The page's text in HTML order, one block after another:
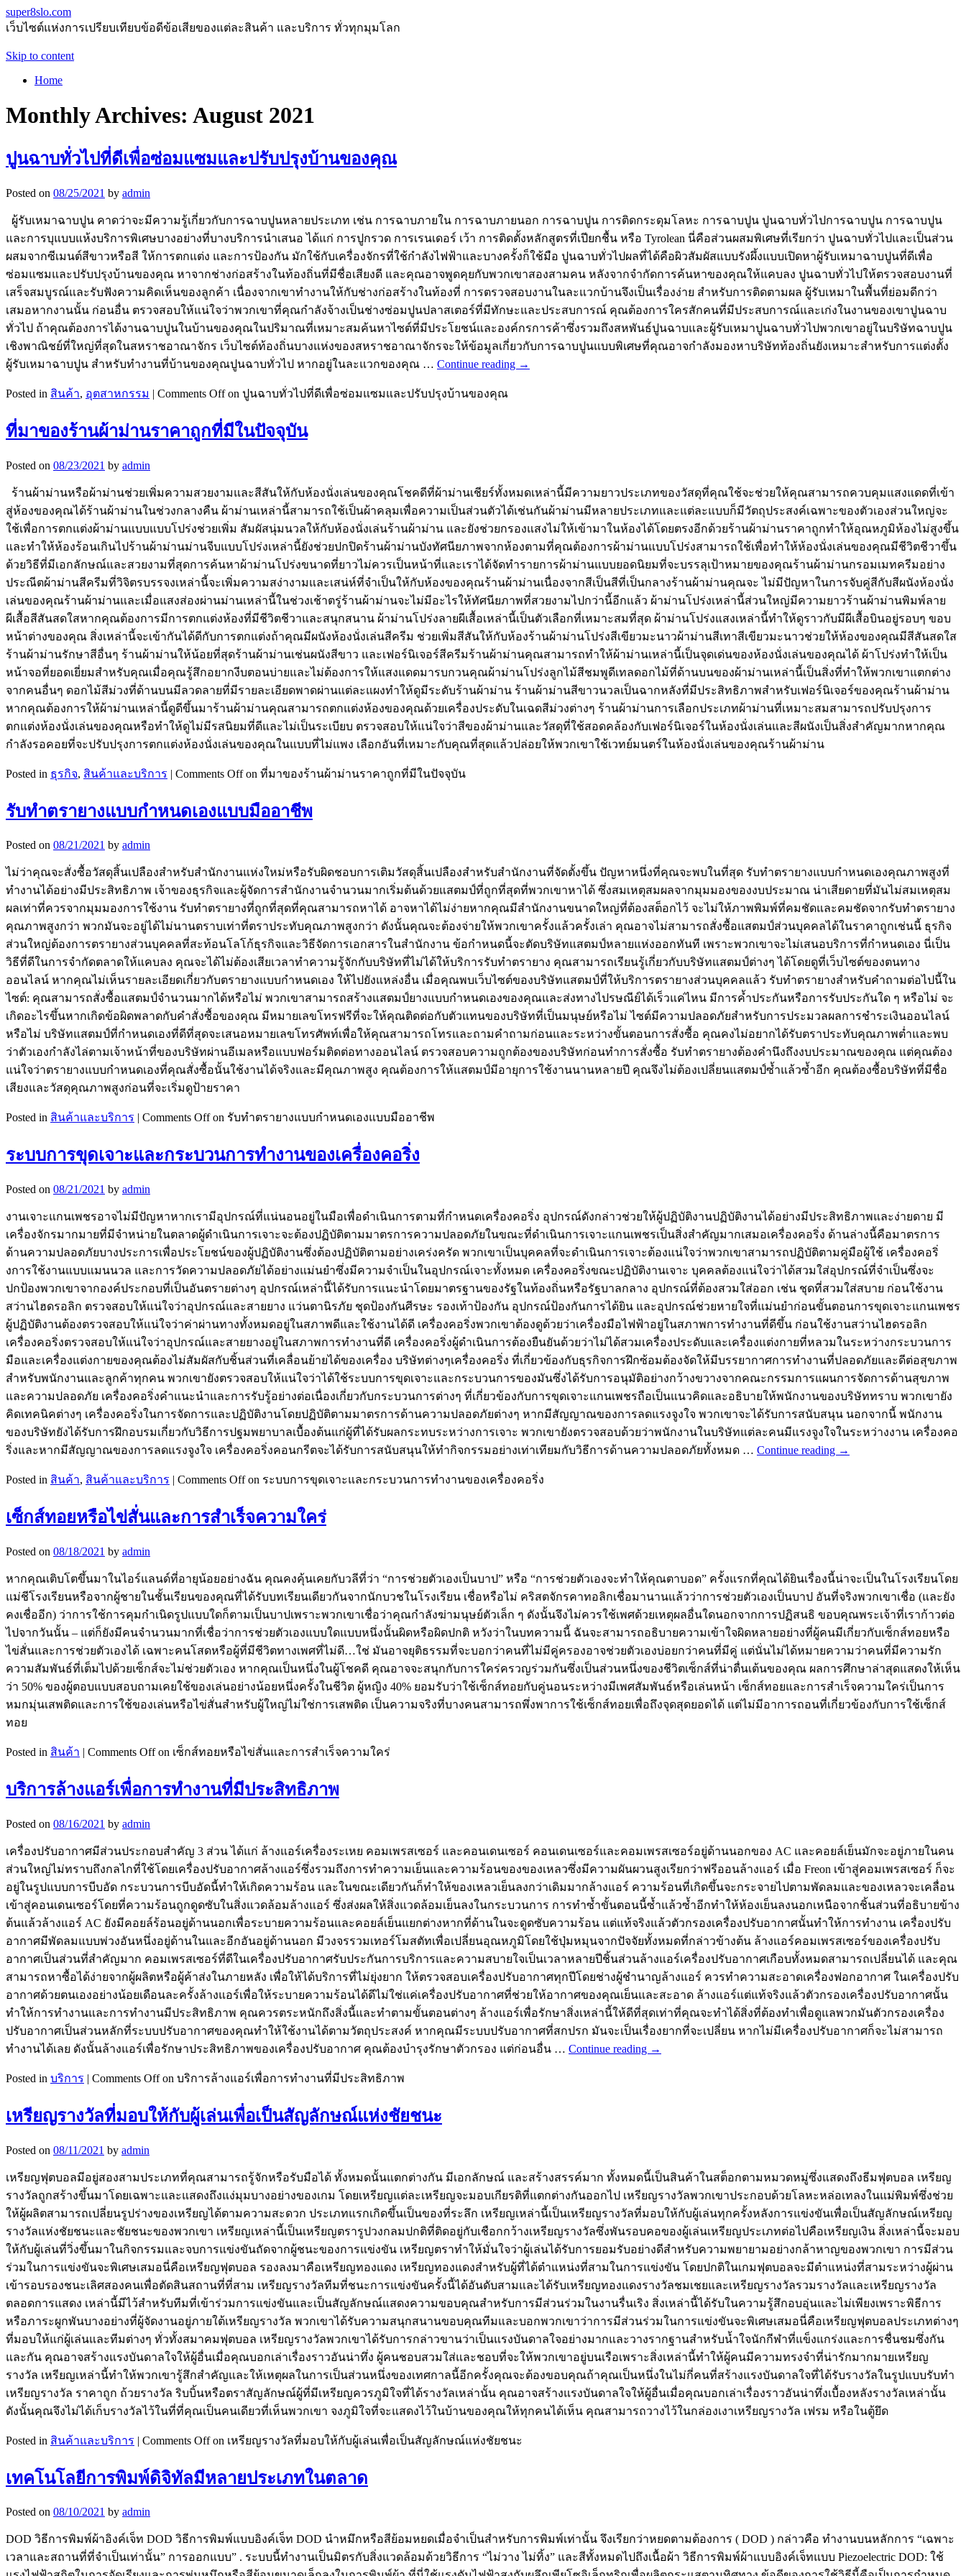
super8slo.com
เว็บไซต์แห่งการเปรียบเทียบข้อดีข้อเสียของแต่ละสินค้า และบริการ ทั่วทุกมุมโลก
Skip to content
Home
Monthly Archives: August 2021
ปูนฉาบทั่วไปที่ดีเพื่อซ่อมแซมและปรับปรุงบ้านของคุณ
Posted on 08/25/2021 by admin
ผู้รับเหมาฉาบปูน คาดว่าจะมีความรู้เกี่ยวกับการฉาบปูนหลายประเภท เช่น การฉาบภายใน การฉาบภายนอก การฉาบปูน การติดกระดุมโลหะ การฉาบปูน ปูนฉาบทั่วไปการฉาบปูน การฉาบปูน
และการบุแบบแห้งบริการพิเศษบางอย่างที่บางบริการนำเสนอ ได้แก่ การปูกรวด การเรนเดอร์ เว้า การติดตั้งหลักสูตรที่เปียกชื้น หรือ Tyrolean นี่คือส่วนผสมพิเศษที่เรียกว่า ปูนฉาบทั่วไปและเป็นส่วน
ผสมจากซีเมนต์สีขาวหรือสี ให้การตกแต่ง และการป้องกัน มักใช้กับเครื่องจักรที่ใช้กำลังไฟฟ้าและบางครั้งก็ใช้มือ ปูนฉาบทั่วไปผลที่ได้คือผิวสัมผัสแบบรังผึ้งแบบเปิดหาผู้รับเหมาฉาบปูนที่ดีเพื่อ
ซ่อมแซมและปรับปรุงบ้านของคุณ หาจากช่างก่อสร้างในท้องถิ่นที่มีชื่อเสียงดี และคุณอาจพูดคุยกับพวกเขาสองสามคน หลังจากจำกัดการค้นหาของคุณให้แคบลง ปูนฉาบทั่วไปให้ตรวจสอบงานที่
เสร็จสมบูรณ์และรับฟังความคิดเห็นของลูกค้า เนื่องจากเขาทำงานให้กับช่างก่อสร้างในท้องที่ การตรวจสอบงานในละแวกบ้านจึงเป็นเรื่องง่าย สำหรับการติดตามผล ผู้รับเหมาในพื้นที่ย่อมดีกว่า
เสมอหากงานนั้น ก่อนอื่น ตรวจสอบให้แน่ใจว่าพวกเขาที่คุณกำลังจ้างเป็นช่างซ่อมปูนปลาสเตอร์ที่มีทักษะและประสบการณ์ คุณต้องการใครสักคนที่มีประสบการณ์และเก่งในงานของเขาปูนฉาบ
ทั่วไป ถ้าคุณต้องการได้งานฉาบปูนในบ้านของคุณในปริมาณที่เหมาะสมค้นหาไซต์ที่มีประโยชน์และองค์กรการค้าซึ่งรวมถึงสหพันธ์ปูนฉาบและผู้รับเหมาปูนฉาบทั่วไปพวกเขาอยู่ในบริษัทฉาบปูน
เชิงพาณิชย์ที่ใหญ่ที่สุดในสหราชอาณาจักร เว็บไซต์ท้องถิ่นบางแห่งของสหราชอาณาจักรจะให้ข้อมูลเกี่ยวกับการฉาบปูนแบบพิเศษที่คุณอาจกำลังมองหาบริษัทท้องถิ่นยังเหมาะสำหรับการแต่งตั้ง
ผู้รับเหมาฉาบปูน สำหรับทำงานที่บ้านของคุณปูนฉาบทั่วไป หากอยู่ในละแวกของคุณ … Continue reading →
Posted in สินค้า, อุตสาหกรรม | Comments Offon ปูนฉาบทั่วไปที่ดีเพื่อซ่อมแซมและปรับปรุงบ้านของคุณ
ที่มาของร้านผ้าม่านราคาถูกที่มีในปัจจุบัน
Posted on 08/23/2021 by admin
ร้านผ้าม่านหรือผ้าม่านช่วยเพิ่มความสวยงามและสีสันให้กับห้องนั่งเล่นของคุณโชคดีที่ผ้าม่านเชียร์ทั้งหมดเหล่านี้มีความยาวประเภทของวัสดุที่คุณใช้จะช่วยให้คุณสามารถควบคุมแสงแดดที่เข้า
สู่ห้องของคุณได้ร้านผ้าม่านในช่วงกลางคืน ผ้าม่านเหล่านี้สามารถใช้เป็นผ้าคลุมเพื่อความเป็นส่วนตัวได้เช่นกันผ้าม่านมีหลายประเภทและแต่ละแบบก็มีวัตถุประสงค์เฉพาะของตัวเองส่วนใหญ่จะ
ใช้เพื่อการตกแต่งผ้าม่านแบบแบบโปร่งช่วยเพิ่ม สัมผัสนุ่มนวลให้กับห้องนั่งเล่นร้านผ้าม่าน และยังช่วยกรองแสงไม่ให้เข้ามาในห้องได้โดยตรงอีกด้วยร้านผ้าม่านราคาถูกทำให้อุณหภูมิห้องไม่สูงขึ้น
และทำให้ห้องร้อนเกินไปร้านผ้าม่านม่านจีบแบบโปร่งเหล่านี้ยังช่วยปกปิดร้านผ้าม่านบังทัศนียภาพจากห้องตามที่คุณต้องการผ้าม่านแบบโปร่งสามารถใช้เพื่อทำให้ห้องนั่งเล่นของคุณมีชีวิตชีวาขึ้น
ด้วยวิธีที่มีเอกลักษณ์และสวยงามที่สุดการค้นหาผ้าม่านโปร่งขนาดที่ยาวไม่ควรเป็นหน้าที่และเราได้จัดทำรายการผ้าม่านแบบยอดนิยมที่จะบรรลุเป้าหมายของคุณร้านผ้าม่านกรอมเมทครีมอย่าง
ประณีตผ้าม่านสีครีมที่วิจิตรบรรจงเหล่านี้จะเพิ่มความสง่างามและเสน่ห์ที่จำเป็นให้กับห้องของคุณร้านผ้าม่านเนื่องจากสีเป็นสีที่เป็นกลางร้านผ้าม่านคุณจะ ไม่มีปัญหาในการจับคู่สีกับสีผนังห้องนั่ง
เล่นของคุณร้านผ้าม่านและเมื่อแสงส่องผ่านม่านเหล่านี้ในช่วงเช้าตรู่ร้านผ้าม่านจะไม่มีอะไรให้ทัศนียภาพที่สวยงามไปกว่านี้อีกแล้ว ผ้าม่านโปร่งเหล่านี้ส่วนใหญ่มีความยาวร้านผ้าม่านพิมพ์ลาย
ผีเสื้อสีสันสดใสหากคุณต้องการมีการตกแต่งห้องที่มีชีวิตชีวาและสนุกสนาน ผ้าม่านโปร่งลายผีเสื้อเหล่านี้เป็นตัวเลือกที่เหมาะสมที่สุด ผ้าม่านโปร่งแสงเหล่านี้ทำให้ดูราวกับมีผีเสื้อบินอยู่รอบๆ ขอบ
หน้าต่างของคุณ สิ่งเหล่านี้จะเข้ากันได้ดีกับการตกแต่งถ้าคุณมีผนังห้องนั่งเล่นสีครีม ช่วยเพิ่มสีสันให้กับห้องร้านผ้าม่านโปร่งสีเขียวมะนาวผ้าม่านสีเทาสีเขียวมะนาวช่วยให้ห้องของคุณมีสีสันสดใส
ร้านผ้าม่านรักษาสีอื่นๆ ร้านผ้าม่านให้น้อยที่สุดร้านผ้าม่านเช่นผนังสีขาว และเฟอร์นิเจอร์สีครีมร้านผ้าม่านคุณสามารถทำให้ผ้าม่านเหล่านี้เป็นจุดเด่นของห้องนั่งเล่นของคุณได้ ผ้าโปร่งทำให้เป็น
หน้าจอที่ยอดเยี่ยมสำหรับคุณเมื่อคุณรู้สึกอยากงีบตอนบ่ายและไม่ต้องการให้แสงแดดมารบกวนคุณผ้าม่านโปร่งลูกไม้สีชมพูดีเทลดอกไม้ที่ด้านบนของผ้าม่านเหล่านี้เป็นสิ่งที่ทำให้พวกเขาแตกต่าง
จากคนอื่นๆ ดอกไม้สีม่วงที่ด้านบนมีลวดลายที่มีรายละเอียดพาดผ่านแต่ละแผงทำให้ดูมีระดับร้านผ้าม่าน ร้านผ้าม่านสีขาวนวลเป็นฉากหลังที่มีประสิทธิภาพสำหรับเฟอร์นิเจอร์ของคุณร้านผ้าม่าน
หากคุณต้องการให้ผ้าม่านเหล่านี้ดูดีขึ้นมาร้านผ้าม่านคุณสามารถตกแต่งห้องของคุณด้วยเครื่องประดับในเฉดสีม่วงต่างๆ ร้านผ้าม่านการเลือกประเภทผ้าม่านที่เหมาะสมสามารถปรับปรุงการ
ตกแต่งห้องนั่งเล่นของคุณหรือทำให้ดูไม่มีรสนิยมที่ดีและไม่เป็นระเบียบ ตรวจสอบให้แน่ใจว่าสีของผ้าม่านและวัสดุที่ใช้สอดคล้องกับเฟอร์นิเจอร์ในห้องนั่งเล่นและสีผนังเป็นสิ่งสำคัญมากหากคุณ
กำลังรอคอยที่จะปรับปรุงการตกแต่งห้องนั่งเล่นของคุณในแบบที่ไม่แพง เลือกอันที่เหมาะกับคุณที่สุดแล้วปล่อยให้พวกเขาใช้เวทย์มนตร์ในห้องนั่งเล่นของคุณร้านผ้าม่าน
Posted in ธุรกิจ, สินค้าและบริการ | Comments Offon ที่มาของร้านผ้าม่านราคาถูกที่มีในปัจจุบัน
รับทำตรายางแบบกำหนดเองแบบมืออาชีพ
Posted on 08/21/2021 by admin
ไม่ว่าคุณจะสั่งซื้อวัสดุสิ้นเปลืองสำหรับสำนักงานแห่งใหม่หรือรับผิดชอบการเติมวัสดุสิ้นเปลืองสำหรับสำนักงานที่จัดตั้งขึ้น ปัญหาหนึ่งที่คุณจะพบในที่สุด รับทำตรายางแบบกำหนดเองคุณภาพสูงที่
ทำงานได้อย่างมีประสิทธิภาพ เจ้าของธุรกิจและผู้จัดการสำนักงานจำนวนมากเริ่มต้นด้วยแสตมป์ที่ถูกที่สุดที่พวกเขาหาได้ ซึ่งสมเหตุสมผลจากมุมมองของงบประมาณ น่าเสียดายที่มันไม่สมเหตุสม
ผลเท่าที่ควรจากมุมมองการใช้งาน รับทำตรายางที่ถูกที่สุดที่คุณสามารถหาได้ อาจหาได้ไม่ง่ายหากคุณมีสำนักงานขนาดใหญ่ที่ต้องสต็อกไว้ จะไม่ให้ภาพพิมพ์ที่คมชัดและคมชัดจากรับทำตรายาง
คุณภาพสูงกว่า พวกมันจะอยู่ได้ไม่นานตราบเท่าที่ตราประทับคุณภาพสูงกว่า ดังนั้นคุณจะต้องจ่ายให้พวกเขาครั้งแล้วครั้งเล่า คุณอาจไม่สามารถสั่งซื้อแสตมป์ส่วนบุคคลได้ในราคาถูกเช่นนี้ ธุรกิจ
ส่วนใหญ่ต้องการตรายางส่วนบุคคลที่สะท้อนโลโก้ธุรกิจและวิธีจัดการเอกสารในสำนักงาน ข้อกำหนดนี้จะตัดบริษัทแสตมป์หลายแห่งออกทันที เพราะพวกเขาจะไม่เสนอบริการที่กำหนดเอง นี่เป็น
วิธีที่ดีในการจำกัดตลาดให้แคบลง คุณจะได้ไม่ต้องเสียเวลาทำความรู้จักกับบริษัทที่ไม่ได้ให้บริการรับทำตรายาง คุณสามารถเรียนรู้เกี่ยวกับบริษัทแสตมป์ต่างๆ ได้โดยดูที่เว็บไซต์ของตนทาง
ออนไลน์ หากคุณไม่เห็นรายละเอียดเกี่ยวกับตรายางแบบกำหนดเอง ให้ไปยังแหล่งอื่น เมื่อคุณพบเว็บไซต์ของบริษัทแสตมป์ที่ให้บริการตรายางส่วนบุคคลแล้ว รับทำตรายางสำหรับคำถามต่อไปนี้ใน
ไซต์: คุณสามารถสั่งซื้อแสตมป์จำนวนมากได้หรือไม่ พวกเขาสามารถสร้างแสตมป์ยางแบบกำหนดเองของคุณและส่งทางไปรษณีย์ได้เร็วแค่ไหน มีการค้ำประกันหรือการรับประกันใด ๆ หรือไม่ จะ
เกิดอะไรขึ้นหากเกิดข้อผิดพลาดกับคำสั่งซื้อของคุณ มีหมายเลขโทรฟรีที่จะให้คุณติดต่อกับตัวแทนของบริษัทที่เป็นมนุษย์หรือไม่ ไซต์มีความปลอดภัยสำหรับการประมวลผลการชำระเงินออนไลน์
หรือไม่ บริษัทแสตมป์ที่กำหนดเองที่ดีที่สุดจะเสนอหมายเลขโทรศัพท์เพื่อให้คุณสามารถโทรและถามคำถามก่อนและระหว่างขั้นตอนการสั่งซื้อ คุณคงไม่อยากได้รับตราประทับคุณภาพต่ำและพบ
ว่าตัวเองกำลังไล่ตามเจ้าหน้าที่ของบริษัทผ่านอีเมลหรือแบบฟอร์มติดต่อทางออนไลน์ ตรวจสอบความถูกต้องของบริษัทก่อนทำการสั่งซื้อ รับทำตรายางต้องคำนึงถึงงบประมาณของคุณ แต่คุณต้อง
แน่ใจว่าตรายางแบบกำหนดเองที่คุณสั่งซื้อนั้นใช้งานได้จริงและมีคุณภาพสูง คุณต้องการให้แสตมป์มีอายุการใช้งานนานหลายปี คุณจึงไม่ต้องเปลี่ยนแสตมป์ซ้ำแล้วซ้ำอีก คุณต้องซื้อบริษัทที่มีชื่อ
เสียงและวัสดุคุณภาพสูงก่อนที่จะเริ่มดูป้ายราคา
Posted in สินค้าและบริการ | Comments Offon รับทำตรายางแบบกำหนดเองแบบมืออาชีพ
ระบบการขุดเจาะและกระบวนการทำงานของเครื่องคอริ่ง
Posted on 08/21/2021 by admin
งานเจาะแกนเพชรอาจไม่มีปัญหาหากเรามีอุปกรณ์ที่แน่นอนอยู่ในมือเพื่อดำเนินการตามที่กำหนดเครื่องคอริ่ง อุปกรณ์ดังกล่าวช่วยให้ผู้ปฏิบัติงานปฏิบัติงานได้อย่างมีประสิทธิภาพและง่ายดาย มี
เครื่องจักรมากมายที่มีจำหน่ายในตลาดผู้ดำเนินการเจาะจะต้องปฏิบัติตามมาตรการความปลอดภัยในขณะที่ดำเนินการเจาะแกนเพชรเป็นสิ่งสำคัญมากเสมอเครื่องคอริ่ง ด้านล่างนี้คือมาตรการ
ด้านความปลอดภัยบางประการเพื่อประโยชน์ของผู้ปฏิบัติงานซึ่งต้องปฏิบัติตามอย่างเคร่งครัด พวกเขาเป็นบุคคลที่จะดำเนินการเจาะต้องแน่ใจว่าพวกเขาสามารถปฏิบัติตามคู่มือผู้ใช้ เครื่องคอริ่
งการใช้งานแบบแมนนวล และการวัดความปลอดภัยได้อย่างแม่นยำซึ่งมีความจำเป็นในอุปกรณ์เจาะทั้งหมด เครื่องคอริ่งขณะปฏิบัติงานเจาะ บุคคลต้องแน่ใจว่าได้สวมใส่อุปกรณ์ที่จำเป็นซึ่งจะ
ปกป้องพวกเขาจากองค์ประกอบที่เป็นอันตรายต่างๆ อุปกรณ์เหล่านี้ได้รับการแนะนำโดยมาตรฐานของรัฐในท้องถิ่นหรือรัฐบาลกลาง อุปกรณ์ที่ต้องสวมใส่ออก เช่น ชุดที่สวมใส่สบาย ก่อนใช้งาน
สว่านไฮดรอลิก ตรวจสอบให้แน่ใจว่าอุปกรณ์และสายยาง แว่นตานิรภัย ชุดป้องกันศีรษะ รองเท้าป้องกัน อุปกรณ์ป้องกันการได้ยิน และอุปกรณ์ช่วยหายใจที่แม่นยำก่อนขั้นตอนการขุดเจาะแกนเพชร
ผู้ปฏิบัติงานต้องตรวจสอบให้แน่ใจว่าค่าผ่านทางทั้งหมดอยู่ในสภาพดีและใช้งานได้ดี เครื่องคอริ่งพวกเขาต้องดูด้วยว่าเครื่องมือไฟฟ้าอยู่ในสภาพการทำงานที่ดีขึ้น ก่อนใช้งานสว่านไฮดรอลิก
เครื่องคอริ่งตรวจสอบให้แน่ใจว่าอุปกรณ์และสายยางอยู่ในสภาพการทำงานที่ดี เครื่องคอริ่งผู้ดำเนินการต้องยืนยันด้วยว่าไม่ได้สวมเครื่องประดับและเครื่องแต่งกายที่หลวมในระหว่างกระบวนการ
มือและเครื่องแต่งกายของคุณต้องไม่สัมผัสกับชิ้นส่วนที่เคลื่อนย้ายได้ของเครื่อง บริษัทต่างๆเครื่องคอริ่ง ที่เกี่ยวข้องกับธุรกิจการฝึกซ้อมต้องจัดให้มีบรรยากาศการทำงานที่ปลอดภัยและดีต่อสุขภาพ
สำหรับพนักงานและลูกค้าทุกคน พวกเขายังตรวจสอบให้แน่ใจว่าได้ใช้ระบบการขุดเจาะและกระบวนการของมันซึ่งได้รับการอนุมัติอย่างกว้างขวางจากคณะกรรมการแผนการจัดการด้านสุขภาพ
และความปลอดภัย เครื่องคอริ่งคำแนะนำและการรับรู้อย่างต่อเนื่องเกี่ยวกับกระบวนการต่างๆ ที่เกี่ยวข้องกับการขุดเจาะแกนเพชรถือเป็นแนวคิดและอธิบายให้พนักงานของบริษัททราบ พวกเขายัง
คิดเทคนิคต่างๆ เครื่องคอริ่งในการจัดการและปฏิบัติงานโดยปฏิบัติตามมาตรการด้านความปลอดภัยต่างๆ หากมีสัญญาณของการลดแรงจูงใจ พวกเขาจะได้รับการสนับสนุน นอกจากนี้ พนักงาน
ของบริษัทยังได้รับการฝึกอบรมเกี่ยวกับวิธีการปฐมพยาบาลเบื้องต้นแก่ผู้ที่ได้รับผลกระทบระหว่างการเจาะ พวกเขายังตรวจสอบด้วยว่าพนักงานในบริษัทแต่ละคนมีแรงจูงใจในระหว่างงาน เครื่องคอ
ริ่งและหากมีสัญญาณของการลดแรงจูงใจ เครื่องคอริ่งคอนกรีตจะได้รับการสนับสนุนให้ทำกิจกรรมอย่างเท่าเทียมกับวิธีการด้านความปลอดภัยทั้งหมด … Continue reading →
Posted in สินค้า, สินค้าและบริการ | Comments Offon ระบบการขุดเจาะและกระบวนการทำงานของเครื่องคอริ่ง
เซ็กส์ทอยหรือไข่สั่นและการสำเร็จความใคร่
Posted on 08/18/2021 by admin
หากคุณเติบโตขึ้นมาในไอร์แลนด์ที่อายุน้อยอย่างฉัน คุณคงคุ้นเคยกับวลีที่ว่า “การช่วยตัวเองเป็นบาป” หรือ “การช่วยตัวเองจะทำให้คุณตาบอด” ครั้งแรกที่คุณได้ยินเรื่องนี้น่าจะเป็นในโรงเรียนโดย
แม่ชีโรงเรียนหรือจากผู้ชายในชั้นเรียนของคุณที่ได้รับบทเรียนเดียวกันจากนักบวชในโรงเรียน เชื่อหรือไม่ คริสตจักรคาทอลิกเชื่อมานานแล้วว่าการช่วยตัวเองเป็นบาป อันที่จริงพวกเขาเชื่อ (และยัง
คงเชื่ออีก) ว่าการใช้การคุมกำเนิดรูปแบบใดก็ตามเป็นบาปเพราะพวกเขาเชื่อว่าคุณกำลังฆ่ามนุษย์ตัวเล็ก ๆ ดังนั้นจึงไม่ควรใช้เพศด้วยเหตุผลอื่นใดนอกจากการปฏิสนธิ ขอบคุณพระเจ้าที่เราก้าวต่อ
ไปจากวันนั้น – แต่ก็ยังมีคนจำนวนมากที่เชื่อว่าการช่วยตัวเองแบบใดแบบหนึ่งนั้นผิดหรือผิดปกติ หวังว่าในบทความนี้ ฉันจะสามารถอธิบายความเข้าใจผิดหลายอย่างที่ผู้คนมีเกี่ยวกับเซ็กส์ทอยหรือ
ไข่สั่นและการช่วยตัวเองได้ เฉพาะคนโสดหรือผู้ที่มีชีวิตทางเพศที่ไม่ดี…ใช่ มันอาจยุติธรรมที่จะบอกว่าคนที่ไม่มีคู่ครองอาจช่วยตัวเองบ่อยกว่าคนที่มีคู่ แต่นั่นไม่ได้หมายความว่าคนที่มีความรัก
ความสัมพันธ์ที่เต็มไปด้วยเซ็กส์จะไม่ช่วยตัวเอง หากคุณเป็นหนึ่งในผู้โชคดี คุณอาจจะสนุกกับการใคร่ครวญร่วมกันซึ่งเป็นส่วนหนึ่งของชีวิตเซ็กส์ที่น่าตื่นเต้นของคุณ ผลการศึกษาล่าสุดแสดงให้เห็น
ว่า 50% ของผู้ตอบแบบสอบถามเคยใช้ของเล่นอย่างน้อยหนึ่งครั้งในชีวิต ผู้หญิง 40% ยอมรับว่าใช้เซ็กส์ทอยกับคู่นอนระหว่างมีเพศสัมพันธ์หรือเล่นหน้า เซ็กส์ทอยและการสำเร็จความใคร่เป็นการ
หมกมุ่นเสพติดและการใช้ของเล่นหรือไข่สั่นสำหรับผู้ใหญ่ไม่ใช่การเสพติด เป็นความจริงที่บางคนสามารถพึ่งพาการใช้เซ็กส์ทอยเพื่อถึงจุดสุดยอดได้ แต่ไม่มีอาการถอนที่เกี่ยวข้องกับการใช้เซ็กส์
ทอย
Posted in สินค้า | Comments Offon เซ็กส์ทอยหรือไข่สั่นและการสำเร็จความใคร่
บริการล้างแอร์เพื่อการทำงานที่มีประสิทธิภาพ
Posted on 08/16/2021 by admin
เครื่องปรับอากาศมีส่วนประกอบสำคัญ 3 ส่วน ได้แก่ ล้างแอร์เครื่องระเหย คอมเพรสเซอร์ และคอนเดนเซอร์ คอนเดนเซอร์และคอมเพรสเซอร์อยู่ด้านนอกของ AC และคอยล์เย็นมักจะอยู่ภายในคน
ส่วนใหญ่ไม่ทราบถึงกลไกที่ใช้โดยเครื่องปรับอากาศล้างแอร์ซึ่งรวมถึงการทำความเย็นและความร้อนของของเหลวซึ่งมีความผันผวนสูงเรียกว่าฟรีออนล้างแอร์ เมื่อ Freon เข้าสู่คอมเพรสเซอร์ ก็จะ
อยู่ในรูปแบบการบีบอัด กระบวนการบีบอัดนี้ทำให้เกิดความร้อน และในขณะเดียวกันก็ทำให้ของเหลวเย็นลงกว่าเดิมมากล้างแอร์ ความร้อนที่เกิดขึ้นจะกระจายไปตามพัดลมและของเหลวจะเคลื่อน
เข้าสู่คอนเดนเซอร์โดยที่ความร้อนถูกดูดซับในสิ่งแวดล้อมล้างแอร์ ซึ่งส่งผลให้สิ่งแวดล้อมเย็นลงในกระบวนการ การทำซ้ำขั้นตอนนี้ซ้ำแล้วซ้ำอีกทำให้ห้องเย็นลงนอกเหนือจากชิ้นส่วนที่อธิบายข้าง
ต้นแล้วล้างแอร์ AC ยังมีคอยล์ร้อนอยู่ด้านนอกเพื่อระบายความร้อนและคอยล์เย็นแยกต่างหากที่ด้านในจะดูดซับความร้อน แต่แท้จริงแล้วตัวกรองเครื่องปรับอากาศนั้นทำให้การทำงาน เครื่องปรับ
อากาศมีพัดลมแบบพ่วงอันหนึ่งอยู่ด้านในและอีกอันอยู่ด้านนอก มีวงจรรวมเทอร์โมสตัทเพื่อเปลี่ยนอุณหภูมิโดยใช้ปุ่มหมุนจากปัจจัยทั้งหมดที่กล่าวข้างต้น ล้างแอร์คอมเพรสเซอร์ของเครื่องปรับ
อากาศเป็นส่วนที่สำคัญมาก คอมเพรสเซอร์ที่ดีในเครื่องปรับอากาศรับประกันการบริการและความสบายใจเป็นเวลาหลายปีชิ้นส่วนล้างแอร์เครื่องปรับอากาศเกือบทั้งหมดสามารถเปลี่ยนได้ และคุณ
สามารถหาซื้อได้ง่ายจากผู้ผลิตหรือผู้ค้าส่งในภายหลัง เพื่อให้ได้บริการที่ไม่ยุ่งยาก ให้ตรวจสอบเครื่องปรับอากาศทุกปีโดยช่างผู้ชำนาญล้างแอร์ ควรทำความสะอาดเครื่องฟอกอากาศ ในเครื่องปรับ
อากาศด้วยตนเองอย่างน้อยเดือนละครั้งล้างแอร์เพื่อให้ระบายความร้อนได้ดีไม่ใช่แค่เครื่องปรับอากาศที่ช่วยให้อากาศของคุณเย็นและสะอาด ล้างแอร์แต่แท้จริงแล้วตัวกรองเครื่องปรับอากาศนั้น
ทำให้การทำงานและการทำงานมีประสิทธิภาพ คุณควรตระหนักถึงสิ่งนี้และทำตามขั้นตอนต่างๆ ล้างแอร์เพื่อรักษาสิ่งเหล่านี้ให้ดีที่สุดเท่าที่คุณจะทำได้สิ่งที่ต้องทำเพื่อดูแลพวกมันตัวกรองเครื่อง
ปรับอากาศเป็นส่วนหลักที่ระบบปรับอากาศของคุณทำให้ใช้งานได้ตามวัตถุประสงค์ หากคุณมีระบบปรับอากาศที่สกปรก มันจะเป็นเรื่องยากที่จะเปลี่ยน หากไม่มีเครื่องปรับอากาศก็จะไม่สามารถ
ทำงานได้เลย ดังนั้นล้างแอร์เพื่อรักษาประสิทธิภาพของเครื่องปรับอากาศ คุณต้องบำรุงรักษาตัวกรอง แต่ก่อนอื่น … Continue reading →
Posted in บริการ | Comments Offon บริการล้างแอร์เพื่อการทำงานที่มีประสิทธิภาพ
เหรียญรางวัลที่มอบให้กับผู้เล่นเพื่อเป็นสัญลักษณ์แห่งชัยชนะ
Posted on 08/11/2021 by admin
เหรียญฟุตบอลมีอยู่สองสามประเภทที่คุณสามารถรู้จักหรือรับมือได้ ทั้งหมดนั้นแตกต่างกัน มีเอกลักษณ์ และสร้างสรรค์มาก ทั้งหมดนี้เป็นสินค้าในสต็อกตามหมวดหมู่ซึ่งแสดงถึงธีมฟุตบอล เหรียญ
รางวัลถูกสร้างขึ้นมาโดยเฉพาะและแสดงถึงแง่มุมบางอย่างของเกม โดยเหรียญแต่ละเหรียญจะมอบเกียรติที่แตกต่างกันออกไป เหรียญรางวัลพวกเขาประกอบด้วยโลหะหล่อเทลงในแม่พิมพ์ซึ่งช่วย
ให้ผู้ผลิตสามารถเปลี่ยนรูปร่างของเหรียญได้ตามความสะดวก ประเภทแรกเกิดขึ้นเป็นของที่ระลึก เหรียญเหล่านี้เป็นเหรียญรางวัลที่มอบให้กับผู้เล่นทุกครั้งหลังการแข่งขันเพื่อเป็นสัญลักษณ์เหรียญ
รางวัลแห่งชัยชนะและชัยชนะของพวกเขา เหรียญเหล่านี้เป็นเหรียญตรารูปวงกลมปกติที่ติดอยู่กับเชือกกว้างเหรียญรางวัลซึ่งพันรอบคอของผู้เล่นเหรียญประเภทต่อไปคือเหรียญเงิน สิ่งเหล่านี้จะมอบ
ให้กับผู้เล่นที่วิ่งขึ้นมาในกิจกรรมและจบการแข่งขันถัดจากผู้ชนะของการแข่งขัน เหรียญตราทำให้มั่นใจว่าผู้เล่นได้รับการยอมรับอย่างดีสำหรับความพยายามอย่างกล้าหาญของพวกเขา การมีส่วน
ร่วมในการแข่งขันจะพิเศษเสมอนี่คือเหรียญฟุตบอล รองลงมาคือเหรียญทองแดง เหรียญทองแดงสำหรับผู้ที่ได้ตำแหน่งที่สามในการแข่งขัน โดยปกติในเกมฟุตบอลจะมีตำแหน่งที่สามระหว่างผู้ผ่าน
เข้ารอบรองชนะเลิศสองคนเพื่อตัดสินสถานที่ที่สาม เหรียญรางวัลทีมที่ชนะการแข่งขันครั้งนี้ได้อันดับสามและได้รับเหรียญทองแดงรางวัลชมเชยและเหรียญรางวัลรวมรางวัลและเหรียญรางวัล
ตลอดการแสดง เหล่านี้มีไว้สำหรับทีมที่เข้าร่วมการแข่งขันและเป็นสัญลักษณ์แสดงความขอบคุณสำหรับการมีส่วนร่วมในงานรื่นเริง สิ่งเหล่านี้ได้รับในความรู้สึกอบอุ่นและไม่เพียงเพราะพิธีการ
หรือภาระผูกพันบางอย่างที่ผู้จัดงานอยู่ภายใต้เหรียญรางวัล พวกเขาได้รับความสนุกสนานขอบคุณทีมและบอกพวกเขาว่าการมีส่วนร่วมในการแข่งขันจะพิเศษเสมอนี่คือเหรียญฟุตบอลประเภทต่างๆ
ที่มอบให้แก่ผู้เล่นและทีมต่างๆ ทั่วทั้งสมาคมฟุตบอล เหรียญรางวัลพวกเขาได้รับการกล่าวขานว่าเป็นแรงบันดาลใจอย่างมากและวางรากฐานสำหรับน้ำใจนักกีฬาที่แข็งแกร่งและการชื่นชมซึ่งกัน
และกัน คุณอาจสร้างแรงบันดาลใจให้ผู้อื่นเมื่อคุณบอกเล่าเรื่องราวอันน่าทึ่ง ผู้คนชอบสวมใส่และชอบที่จะให้พวกเขาอยู่บนเรือเพราะสิ่งเหล่านี้ทำให้ผู้คนมีความทรงจำที่น่ารักมากมายเหรียญ
รางวัล เหรียญเหล่านี้ทำให้พวกเขารู้สึกสำคัญและให้เหตุผลในการเป็นส่วนหนึ่งของเทศกาลนี้อีกครั้งคุณจะต้องขอบคุณถ้าคุณเป็นหนึ่งในไม่กี่คนที่สร้างแรงบันดาลใจที่ได้รับรางวัลในรูปแบบรับทํา
เหรียญรางวัล ราคาถูก ถ้วยรางวัล ริบบิ้นหรือตราสัญลักษณ์ผู้ที่มีเหรียญควรภูมิใจที่ได้รางวัลเหล่านั้น คุณอาจสร้างแรงบันดาลใจให้ผู้อื่นเมื่อคุณบอกเล่าเรื่องราวอันน่าทึ่งเบื้องหลังรางวัลเหล่านั้น
ดังนั้นคุณจึงไม่ได้เก็บรางวัลไว้ในที่ที่คุณเป็นคนเดียวที่เห็นพวกเขา จงภูมิใจที่จะแสดงไว้ในบ้านของคุณให้ทุกคนได้เห็น คุณสามารถวางไว้ในกล่องเงาเหรียญรางวัล เฟรม หรือในตู้ยึด
Posted in สินค้าและบริการ | Comments Offon เหรียญรางวัลที่มอบให้กับผู้เล่นเพื่อเป็นสัญลักษณ์แห่งชัยชนะ
เทคโนโลยีการพิมพ์ดิจิทัลมีหลายประเภทในตลาด
Posted on 08/10/2021 by admin
DOD วิธีการพิมพ์ผ้าอิงค์เจ็ท DOD วิธีการพิมพ์แบบอิงค์เจ็ท DOD นำหมึกหรือสีย้อมหยดเมื่อจำเป็นสำหรับการพิมพ์เท่านั้น จึงเรียกว่าหยดตามต้องการ ( DOD ) กล่าวคือ ทำงานบนหลักการ “เฉพาะ
เวลาและสถานที่ที่จำเป็นเท่านั้น” การออกแบบ” . ระบบนี้ทำงานเป็นมิตรกับสิ่งแวดล้อมด้วยวิธีการ “ไม่วาง ไม่ทิ้ง” และสีทั้งหมดไปถึงเนื้อผ้า วิธีการพิมพ์ผ้าแบบอิงค์เจ็ทแบบ Piezoelectric DOD: ใช้